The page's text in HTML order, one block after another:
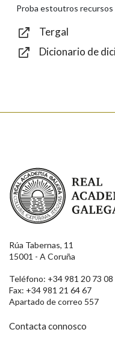
Enviar
Proba estoutros recursos
Tergal
Dicionario de
Real Academia Galega
Rúa Tabernas, 11
15001 - A Coruña
Teléfono: +34 981 20 73 08
Fax: +34 981 21 64 67
Apartado de correo 557
Contacta connosco